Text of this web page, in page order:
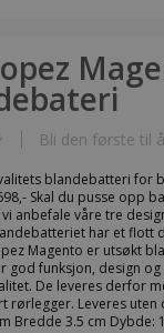
Bli den første til
blandebatteri
Skal du pusse opp
anbefale våre tre
har et flott
Magento er utsøkt
god funksjon, design
De leveres derfor
rørlegger. Leveres
Bredde 3.5 cm Dybde: